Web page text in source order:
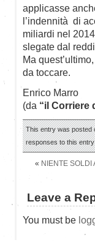
applicasse
l’indennità di
miliardi nel
slegate dal
Ma
da toccare.
Enrico Marro
(da “il Corriere
This entry was posted
responses to this
« NIENTE SOLDI
Leave a
You must be